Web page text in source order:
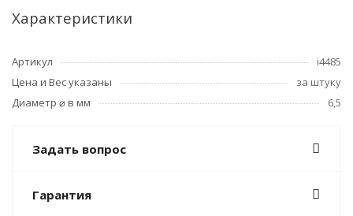
Характеристики
Артикул
i4485
Цена и Вес указаны
за штуку
Диаметр ⌀ в мм
6,5
Задать вопрос
Гарантия